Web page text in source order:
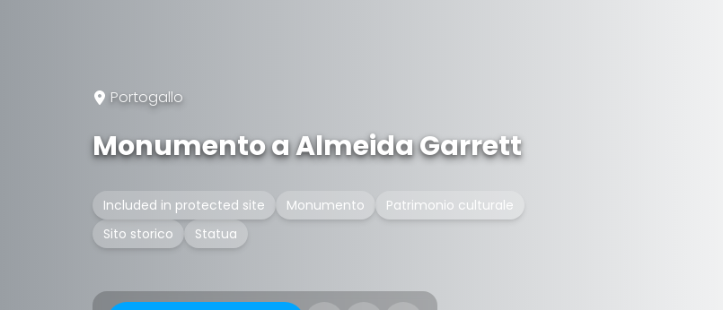
Portogallo
Monumento a Almeida Garrett
Included in protected site Monumento
Patrimonio culturale
Sito storico
Statua